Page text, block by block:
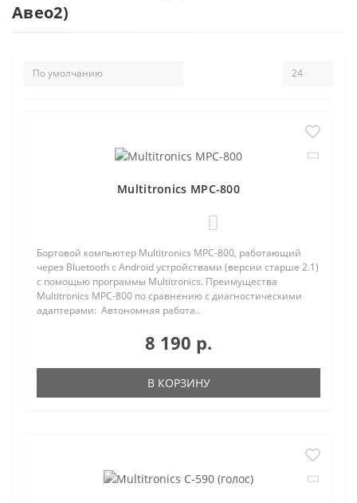
Авео2)
Multitronics MPC-800
Бортовой компьютер Multitronics MPC-800, работающий
через Bluetooth с Android устройствами (версии старше 2.1)
с помощью программы Multitronics. Преимущества
Multitronics MPC-800 по сравнению с диагностическими
адаптерами: Автономная работа..
8 190 р.
В КОРЗИНУ